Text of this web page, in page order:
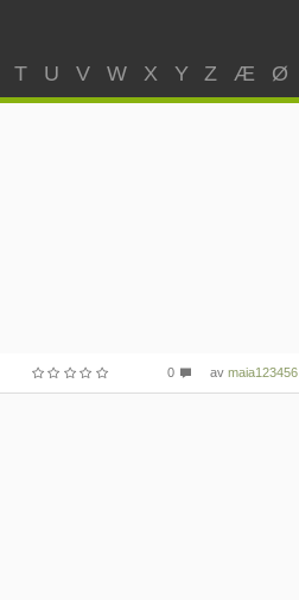
T U V W X Y Z Æ Ø
0 av maia123456